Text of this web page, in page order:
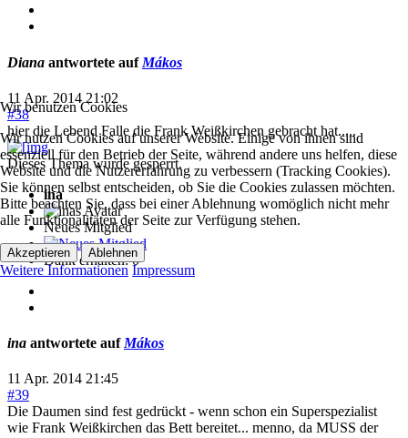
Diana antwortete auf Mákos
11 Apr. 2014 21:02
#38
hier die Lebend Falle die Frank Weißkirchen gebracht hat.....
Dieses Thema wurde gesperrt.
ina
Neues Mitglied
Dank erhalten: 0
ina antwortete auf Mákos
11 Apr. 2014 21:45
#39
Die Daumen sind fest gedrückt - wenn schon ein Superspezialist
wie Frank Weißkirchen das Bett bereitet... menno, da MUSS der
Wir benutzen Cookies
Wir nutzen Cookies auf unserer Website. Einige von ihnen sind
essenziell für den Betrieb der Seite, während andere uns helfen, diese
Website und die Nutzererfahrung zu verbessern (Tracking Cookies).
Sie können selbst entscheiden, ob Sie die Cookies zulassen möchten.
Bitte beachten Sie, dass bei einer Ablehnung womöglich nicht mehr
alle Funktionalitäten der Seite zur Verfügung stehen.
Akzeptieren Ablehnen
Weitere Informationen Impressum